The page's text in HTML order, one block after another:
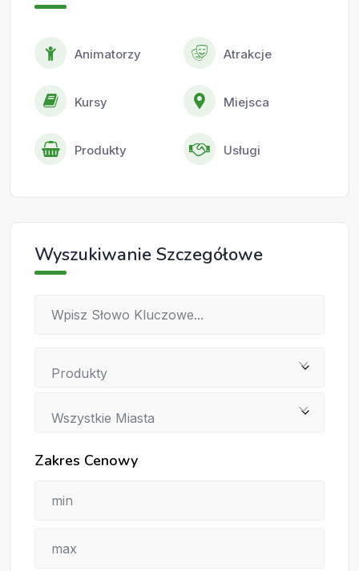
Animatorzy Atrakcje
Kursy Miejsca
Produkty Usługi
Wyszukiwanie Szczegółowe
Produkty
Wszystkie Miasta
Zakres Cenowy